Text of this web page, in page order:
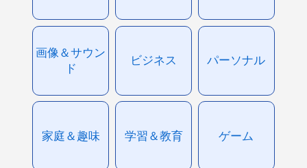
画像＆サウン
ド
ビジネス パーソナル
家庭＆趣味 学習＆教育 ゲーム